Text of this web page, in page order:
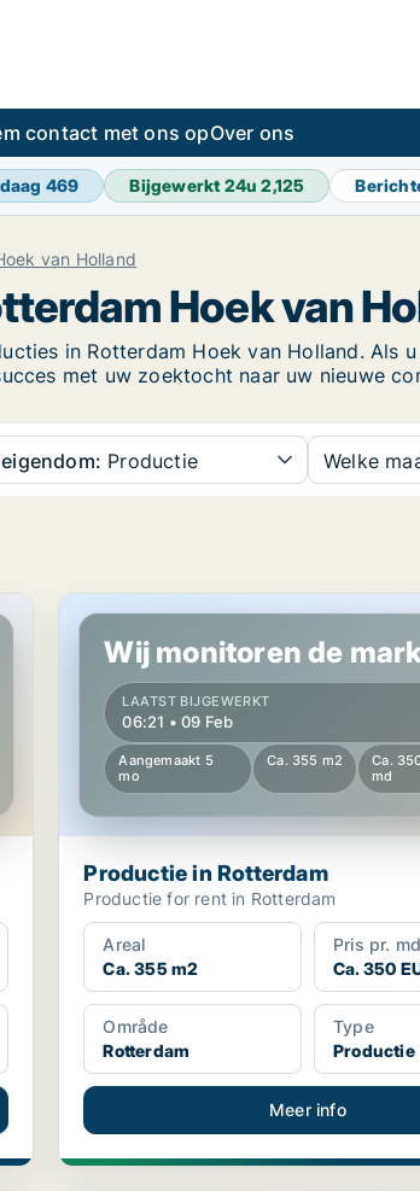
contact met ons opOver ons
469 Bijgewerkt 24u2,125
van Holland
Hoek van
in Rotterdam Hoek van Holland.
met uw zoektocht naar uw nieuwe
Productie Welke
Productie in Rotterdam
Wij monitoren de
LAATST BIJGEWERKT
06:21 • 09 Feb
Aangemaakt 5
mo
Ca. 355 m2
Ca.
md
Productie in Rotterdam
Productie for rent in Rotterdam
Areal
Ca. 355 m2
Pris pr.
Ca. 350
Område
Rotterdam
Type
Productie
Meer info